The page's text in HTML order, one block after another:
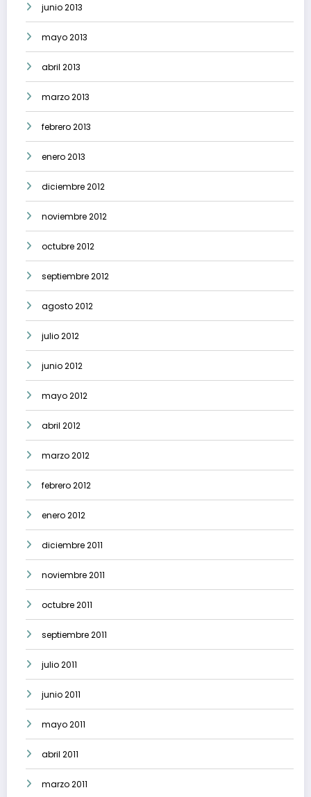
junio 2013
mayo 2013
abril 2013
marzo 2013
febrero 2013
enero 2013
diciembre 2012
noviembre 2012
octubre 2012
septiembre 2012
agosto 2012
julio 2012
junio 2012
mayo 2012
abril 2012
marzo 2012
febrero 2012
enero 2012
diciembre 2011
noviembre 2011
octubre 2011
septiembre 2011
julio 2011
junio 2011
mayo 2011
abril 2011
marzo 2011